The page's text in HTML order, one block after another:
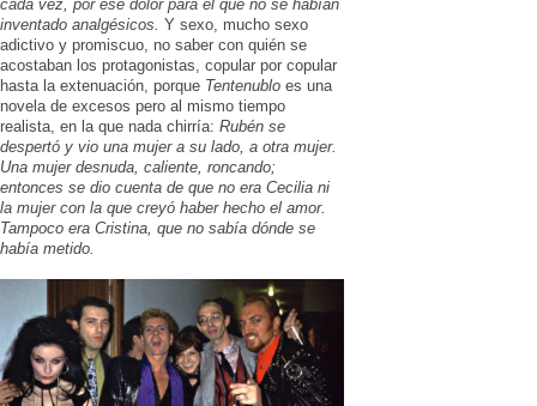
cada vez, por ese dolor para el que no se habían
inventado analgésicos. Y sexo, mucho sexo
adictivo y promiscuo, no saber con quién se
acostaban los protagonistas, copular por copular
hasta la extenuación, porque Tentenublo es una
novela de excesos pero al mismo tiempo
realista, en la que nada chirría: Rubén se
despertó y vio una mujer a su lado, a otra mujer.
Una mujer desnuda, caliente, roncando;
entonces se dio cuenta de que no era Cecilia ni
la mujer con la que creyó haber hecho el amor.
Tampoco era Cristina, que no sabía dónde se
había metido.